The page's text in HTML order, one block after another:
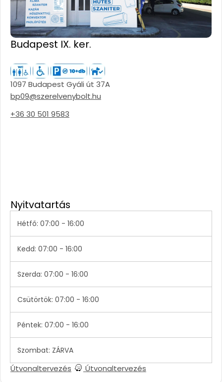
Budapest IX. ker.
1097 Budapest Gyáli út 37A
bp09@szerelvenybolt.hu
+36 30 501 9583
Nyitvatartás
Hétfő: 07:00 - 16:00
Kedd: 07:00 - 16:00
Szerda: 07:00 - 16:00
Csütörtök: 07:00 - 16:00
Péntek: 07:00 - 16:00
Szombat: ZÁRVA
Útvonaltervezés Útvonaltervezés